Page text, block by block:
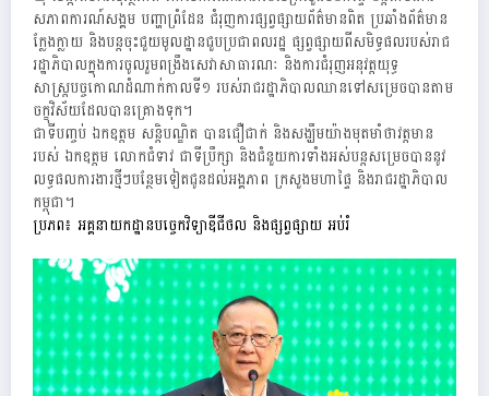
សភាពការណ៍សង្គម បញ្ហាព្រំដែន ជំរុញការផ្សព្វផ្សាយព័ត៌មានពិត ប្រឆាំងព័ត៌មាន
ក្លែងក្លាយ និងបន្តចុះជួយមូលដ្ឋានជួបប្រជាពលរដ្ឋ ផ្សព្វផ្សាយពីសមិទ្ធផលរបស់រាជ
រដ្ឋាភិបាលក្នុងការចូលរួមពង្រឹងសេវាសាធារណៈ និងការជំរុញអនុវត្តយុទ្ធ
សាស្រ្តបច្ចកោណដំណាក់កាលទី១ របស់រាជរដ្ឋាភិបាលឈានទៅសម្រេចបានតាម
ចក្ខុវិស័យដែលបានគ្រោងទុក។
ជាទីបញ្ចប់ ឯកឧត្តម សន្តិបណ្ឌិត បានជឿជាក់ និងសង្ឃឹមយ៉ាងមុតមាំថាវត្តមាន
របស់ ឯកឧត្តម លោកជំទាវ ជាទីប្រឹក្សា និងជំនួយការទាំងអស់បន្តសម្រេចបាននូវ
លទ្ធផលការងារថ្មីៗបន្ថែមទៀតជូនដល់អង្គភាព ក្រសួងមហាផ្ទៃ និងរាជរដ្ឋាភិបាល
កម្ពុជា។
ប្រភព៖ អគ្គនាយកដ្ឋានបច្ចេកវិទ្យាឌីជីថល និងផ្សព្វផ្សាយ អប់រំ